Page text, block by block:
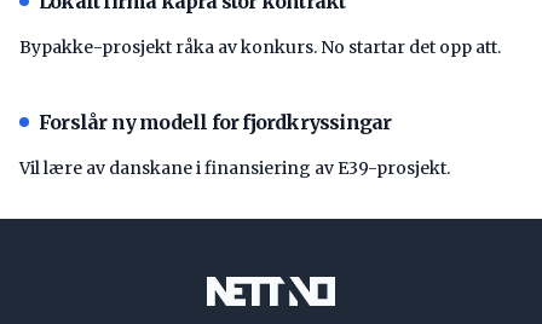
Bypakke-prosjekt råka av konkurs. No startar det opp att.
Forslår ny modell for fjordkryssingar
Vil lære av danskane i finansiering av E39-prosjekt.